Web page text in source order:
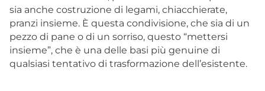
sia anche costruzione di legami, chiacchierate,
pranzi insieme. È questa condivisione, che sia di un
pezzo di pane o di un sorriso, questo “mettersi
insieme”, che è una delle basi più genuine di
qualsiasi tentativo di trasformazione dell’esistente.